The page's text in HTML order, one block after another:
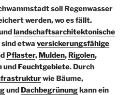
soll Regenwasser
werden, wo es fällt.
landschaftsarchitektonische
etwa versickerungsfähige
Pflaster, Mulden, Rigolen,
und Feuchtgebiete. Durch
wie Bäume,
und Dachbegrünungkann ein